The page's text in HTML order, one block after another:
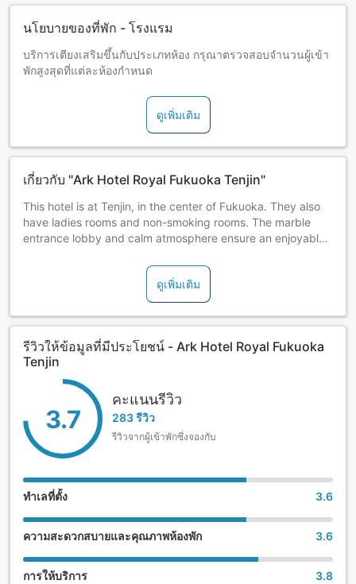
นโยบายของที่พัก - โรงแรม
บริการเตียงเสริมขึ้นกับประเภทห้อง กรุณาตรวจสอบจำนวนผู้เข้า
พักสูงสุดที่แต่ละห้องกำหนด
ดูเพิ่มเติม
เกี่ยวกับ "Ark Hotel Royal Fukuoka Tenjin"
This hotel is at Tenjin, in the center of Fukuoka. They also
have ladies rooms and non-smoking rooms. The marble
entrance lobby and calm atmosphere ensure an enjoyable
ดูเพิ่มเติม
รีวิวให้ข้อมูลที่มีประโยชน์ - Ark Hotel Royal Fukuoka
Tenjin
3.7
คะแนนรีวิว
283 รีวิว
รีวิวจากผู้เข้าพักซึ่งจองกับ
ทำเลที่ตั้ง 3.6
ความสะดวกสบายและคุณภาพห้องพัก 3.6
การให้บริการ 3.8